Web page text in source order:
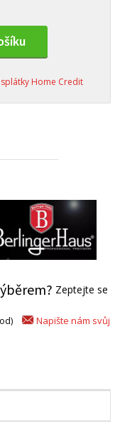
Home Credit
Zeptejte se
Napište nám svůj